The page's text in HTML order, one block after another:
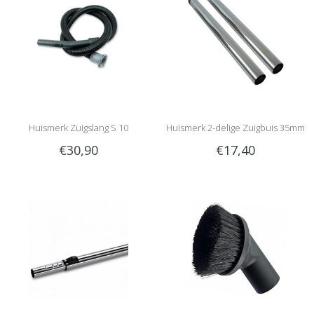
Huismerk Zuigslang S 10
€30,90
Huismerk 2-delige Zuigbuis 35mm
€17,40